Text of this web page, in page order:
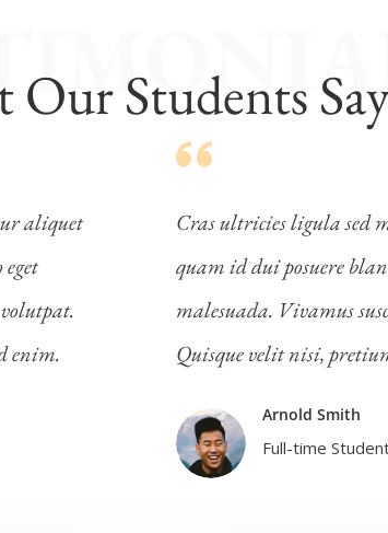
Our Students
aliquet
enim.
Cras ultricies ligula sed
quam id dui posuere
malesuada. Vivamus
Quisque velit nisi,
Arnold Smith
Full-time